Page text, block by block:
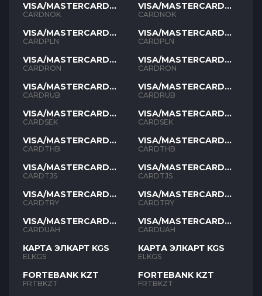
VISA/MASTERCARD
NOK
CARDNOK
VISA/MASTERCARD
PLN
CARDPLN
VISA/MASTERCARD
RON
CARDRON
VISA/MASTERCARD
RUB
CARDRUB
VISA/MASTERCARD
SEK
CARDSEK
VISA/MASTERCARD
THB
CARDTHB
VISA/MASTERCARD
TJS
CARDTJS
VISA/MASTERCARD
TYR
CARDTRY
VISA/MASTERCARD
UAH
CARDUAH
КАРТА ЭЛКАРТ KGS
ELKGS
FORTEBANK KZT
FRTBKZT
VISA/MASTERCARD
NOK
CARDNOK
VISA/MASTERCARD
PLN
CARDPLN
VISA/MASTERCARD
RON
CARDRON
VISA/MASTERCARD
RUB
CARDRUB
VISA/MASTERCARD
SEK
CARDSEK
VISA/MASTERCARD
THB
CARDTHB
VISA/MASTERCARD
TJS
CARDTJS
VISA/MASTERCARD
TYR
CARDTRY
VISA/MASTERCARD
UAH
CARDUAH
КАРТА ЭЛКАРТ KGS
ELKGS
FORTEBANK KZT
FRTBKZT